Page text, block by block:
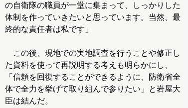
の自衛隊の職員が一堂に集まって、しっかりした
体制を作っていきたいと思っています。当然、最
終的な責任者は私です」
この後、現地での実地調査を行うことや修正し
た資料を使って再説明する考えも明らかにし、
「信頼を回復することができるように、防衛省全
体で全力を挙げて取り組んで参りたい」と岩屋大
臣は結んだ。